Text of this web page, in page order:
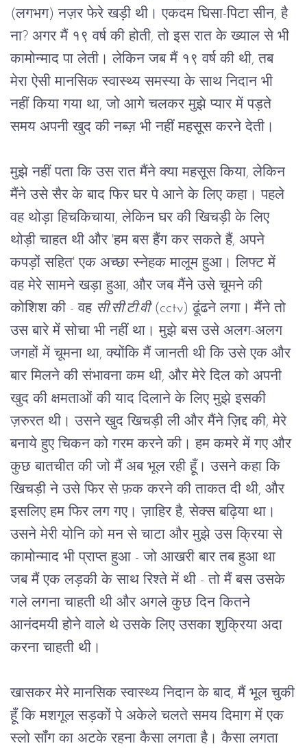
(लगभग) नज़र फेरे खड़ी थी। एकदम घिसा-पिटा सीन, है
ना? अगर मैं १९ वर्ष की होती, तो इस रात के ख्याल से भी
कामोन्माद पा लेती। लेकिन जब मैं १९ वर्ष की थी, तब
मेरा ऐसी मानसिक स्वास्थ्य समस्या के साथ निदान भी
नहीं किया गया था, जो आगे चलकर मुझे प्यार में पड़ते
समय अपनी खुद की नब्ज़ भी नहीं महसूस करने देती।
मुझे नहीं पता कि उस रात मैंने क्या महसूस किया, लेकिन
मैंने उसे सैर के बाद फिर घर पे आने के लिए कहा। पहले
वह थोड़ा हिचकिचाया, लेकिन घर की खिचड़ी के लिए
थोड़ी चाहत थी और 'हम बस हैंग कर सकते हैं, अपने
कपड़ों सहित' एक अच्छा स्नेहक मालूम हुआ। लिफ्ट में
वह मेरे सामने खड़ा हुआ, और जब मैंने उसे चूमने की
कोशिश की - वह सी.सी.टी.वी (cctv) ढूंढने लगा। मैंने तो
उस बारे में सोचा भी नहीं था। मुझे बस उसे अलग-अलग
जगहों में चूमना था, क्योंकि मैं जानती थी कि उसे एक और
बार मिलने की संभावना कम थी, और मेरे दिल को अपनी
खुद की क्षमताओं की याद दिलाने के लिए मुझे इसकी
ज़रुरत थी। उसने खुद खिचड़ी ली और मैंने ज़िद्द की, मेरे
बनाये हुए चिकन को गरम करने की। हम कमरे में गए और
कुछ बातचीत की जो मैं अब भूल रही हूँ। उसने कहा कि
खिचड़ी ने उसे फिर से फ़क करने की ताकत दी थी, और
इसलिए हम फिर लग गए। ज़ाहिर है, सेक्स बढ़िया था।
उसने मेरी योनि को मन से चाटा और मुझे उस क्रिया से
कामोन्माद भी प्राप्त हुआ - जो आखरी बार तब हुआ था
जब मैं एक लड़की के साथ रिश्ते में थी - तो मैं बस उसके
गले लगना चाहती थी और अगले कुछ दिन कितने
आनंदमयी होने वाले थे उसके लिए उसका शुक्रिया अदा
करना चाहती थी।
खासकर मेरे मानसिक स्वास्थ्य निदान के बाद, मैं भूल चुकी
हूँ कि मशगूल सड़कों पे अकेले चलते समय दिमाग में एक
स्लो सॉंग का अटके रहना कैसा लगता है। कैसा लगता